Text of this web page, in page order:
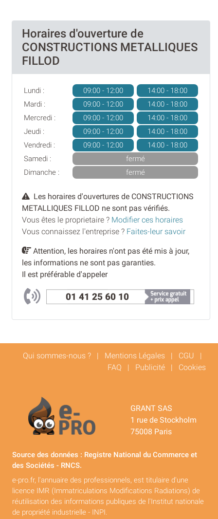
Horaires d'ouverture de
CONSTRUCTIONS METALLIQUES
FILLOD
Lundi : 09:00 - 12:00
14:00 - 18:00
Mardi :
09:00 - 12:00
14:00 - 18:00
Mercredi :
09:00 - 12:00
14:00 - 18:00
Jeudi :
09:00 - 12:00
14:00 - 18:00
Vendredi :
09:00 - 12:00
14:00 - 18:00
Samedi :
fermé
Dimanche :
fermé
Les horaires d'ouvertures de CONSTRUCTIONS
METALLIQUES FILLOD ne sont pas vérifiés.
Vous êtes le proprietaire ? Modifier ces horaires
Vous connaissez l'entreprise ? Faites-leur savoir
Attention, les horaires n'ont pas été mis à jour,
les informations ne sont pas garanties.
Il est préférable d'appeler
01 41 25 60 10
Qui sommes-nous ? | Mentions Légales | CGU |
FAQ | Publicité | Cookies
GRANT SAS
1 rue de Stockholm
75008 Paris
Source des données : Registre National du Commerce et
des Sociétés - RNCS.
e-pro.fr, l'annuaire des professionnels, est titulaire d'une
licence IMR (Immatriculations Modifications Radiations) de
réutilisation des informations publiques de l'Institut nationale
de propriété industrielle - INPI.